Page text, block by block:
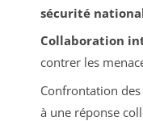
sécurité
Collaboration
contrer les
Confrontation des
à une réponse